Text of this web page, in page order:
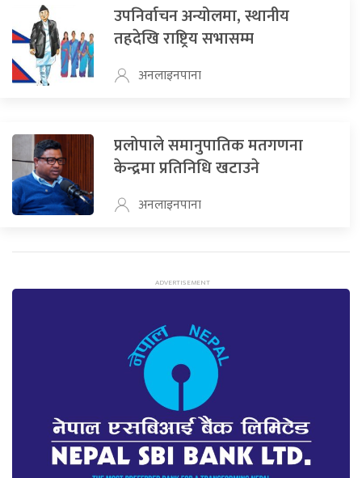
उपनिर्वाचन अन्योलमा, स्थानीय
तहदेखि राष्ट्रिय सभासम्म
अनलाइनपाना
प्रलोपाले समानुपातिक मतगणना
केन्द्रमा प्रतिनिधि खटाउने
अनलाइनपाना